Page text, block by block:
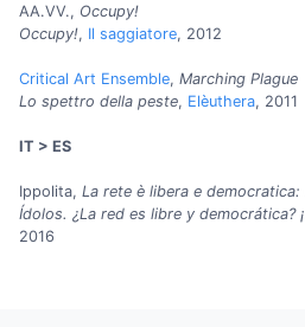
AA.VV., Occupy!
Occupy!, Il saggiatore, 2012
Critical Art Ensemble, Marching Plague
Lo spettro della peste, Elèuthera, 2011
IT > ES
Ippolita, La rete è libera e democratica:
Ídolos. ¿La red es libre y democrática?
2016